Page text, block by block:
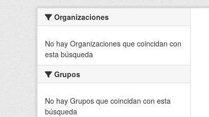
Organizaciones
No hay Organizaciones que coincidan con
esta búsqueda
Grupos
No hay Grupos que coincidan con esta
búsqueda